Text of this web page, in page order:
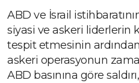
ABD ve İsrail
siyasi ve askeri liderlerin
tespit etmesinin
askeri operasyonun
ABD basınına göre